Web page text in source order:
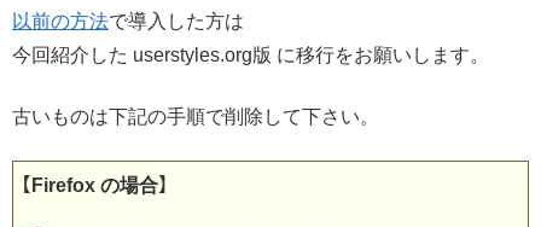
以前の方法で導入した方は
今回紹介した userstyles.org版 に移行をお願いします。
古いものは下記の手順で削除して下さい。
【Firefox の場合】